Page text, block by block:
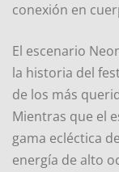
conexión en
El escenario
la historia del
de los más
Mientras que el
gama ecléctica
energía de alto